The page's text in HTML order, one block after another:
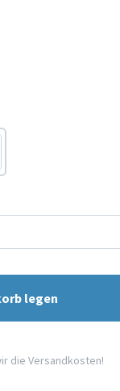
legen
die Versandkosten!